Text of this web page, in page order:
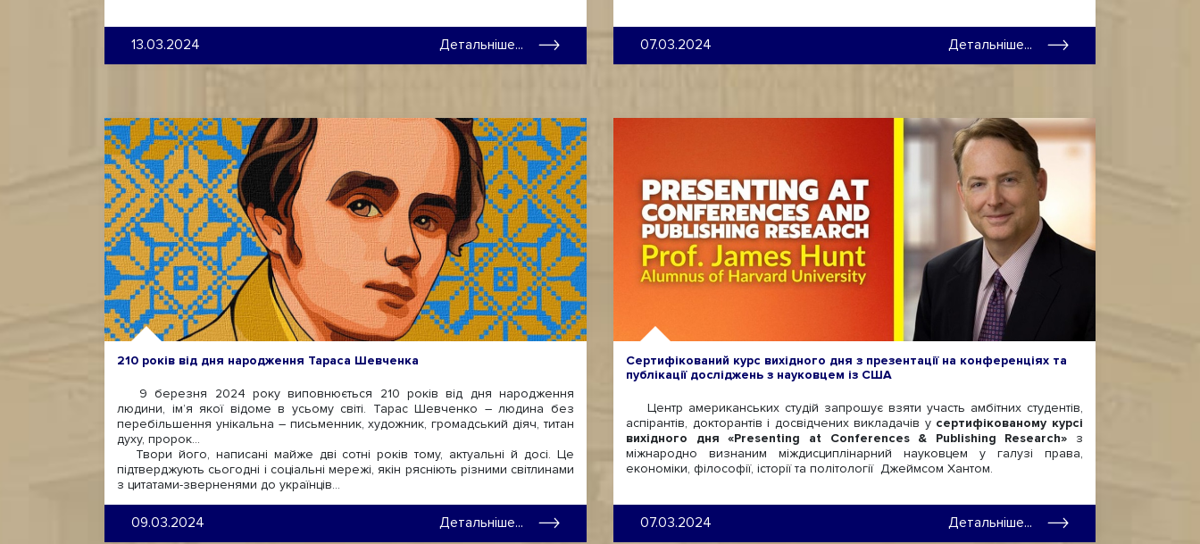
13.03.2024 Детальніше... 07.03.2024 Детальніше...
210 років від дня народження Тараса Шевченка
9 березня 2024 року виповнюється 210 років від дня народження
людини, ім’я якої відоме в усьому світі. Тарас Шевченко – людина без
перебільшення унікальна – письменник, художник, громадський діяч, титан
духу, пророк…
Твори його, написані майже дві сотні років тому, актуальні й досі. Це
підтверджують сьогодні і соціальні мережі, якін рясніють різними світлинами
з цитатами-зверненями до українців…
09.03.2024 Детальніше...
Сертифікований курс вихідного дня з презентації на конференціях та
публікації досліджень з науковцем із США
Центр американських студій запрошує взяти участь амбітних студентів,
аспірантів, докторантів і досвідчених викладачів у сертифікованому курсі
вихідного дня
«Presenting at Conferences & Publishing Research» з
міжнародно визнаним міждисциплінарний науковцем у галузі права,
економіки, філософії, історії та політології Джеймсом Хантом.
07.03.2024 Детальніше...